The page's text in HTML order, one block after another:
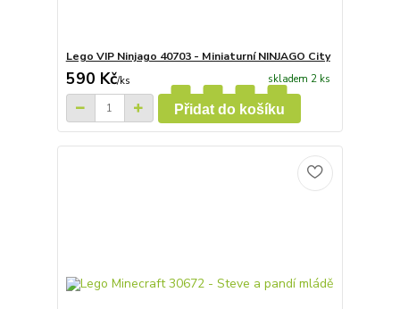
Lego VIP Ninjago 40703 - Miniaturní NINJAGO City
590 Kč/ks skladem 2 ks
Přidat do košíku